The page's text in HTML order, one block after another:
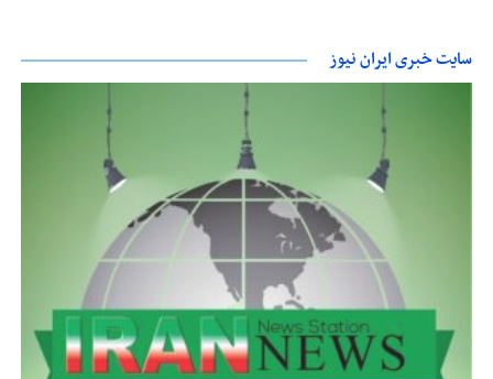
سایت خبری ایران نیوز